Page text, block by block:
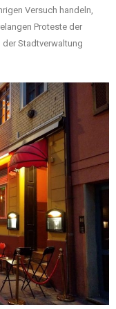
Versuch handeln,
Proteste der
Stadtverwaltung